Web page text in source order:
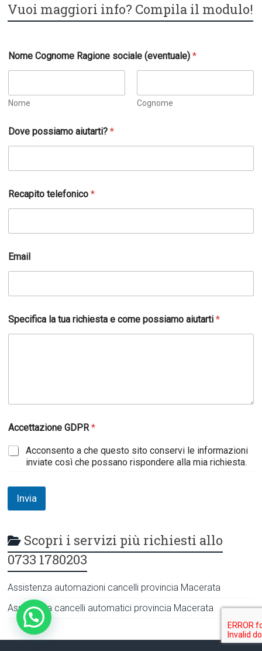
Vuoi maggiori info? Compila il modulo!
Nome Cognome Ragione sociale (eventuale)*
Nome Cognome
Dove possiamo aiutarti?*
Recapito telefonico*
Email
Specifica la tua richiesta e come possiamo aiutarti*
o
c
p
o
A
c
c
e
t
i
Accettazione GDPR*
Acconsento a che questo sito conservi le informazioni
inviate così che possano rispondere alla mia richiesta.
Invia
Scopri i servizi più richiesti allo
0733 1780203
Assistenza automazioni cancelli provincia Macerata
Assistenza cancelli automatici provincia Macerata